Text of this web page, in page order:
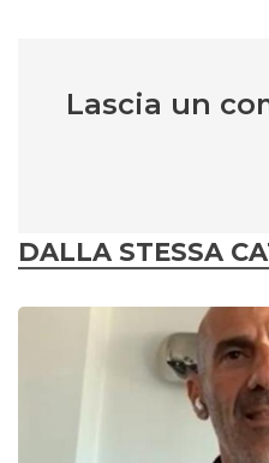
Lascia un
DALLA STESSA